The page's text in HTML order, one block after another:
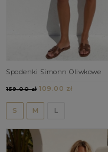
Spodenki Simonn Oliwkowe
159.00 zł109.00 zł
S M L